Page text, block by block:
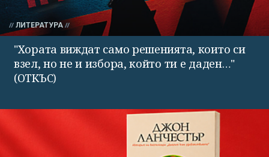
ЛИТЕРАТУРА
"Хората виждат само решенията, които си
взел, но не и избора, който ти е даден…"
(ОТКЪС)